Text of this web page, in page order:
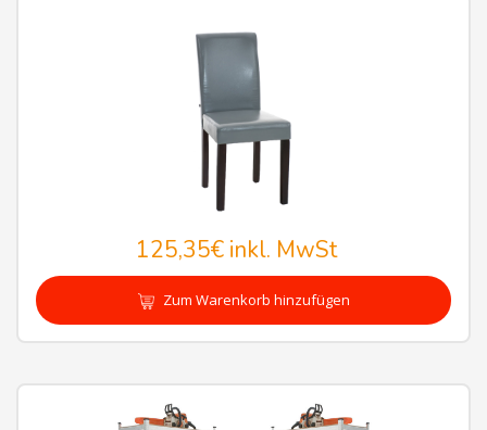
125,35€inkl. MwSt
Zum Warenkorb hinzufügen